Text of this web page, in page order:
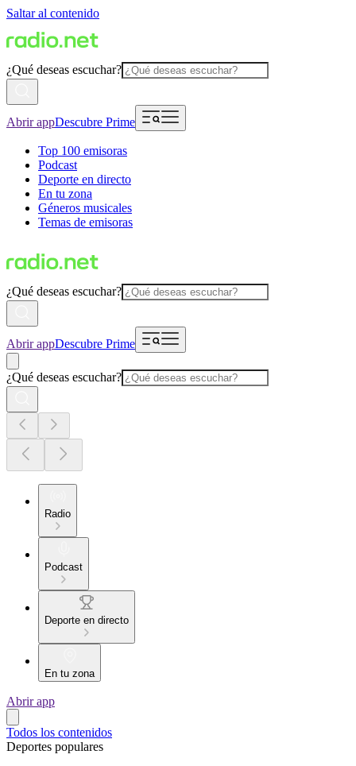
Saltar al contenido
¿Qué deseas escuchar?
Abrir appDescubre Prime
Top 100 emisoras
Podcast
Deporte en directo
En tu zona
Géneros musicales
Temas de emisoras
¿Qué deseas escuchar?
Abrir appDescubre Prime
¿Qué deseas escuchar?
Radio
Podcast
Deporte en directo
En tu zona
Abrir app
Todos los contenidos
Deportes populares